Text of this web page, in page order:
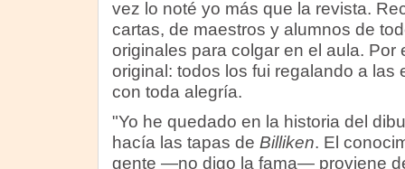
vez lo noté yo más que la revista.
cartas, de maestros y alumnos de
originales para colgar en el aula. Por
original: todos los fui regalando a las
con toda alegría.
"Yo he quedado en la historia del
hacía las tapas de Billiken. El
gente —no digo la fama— proviene